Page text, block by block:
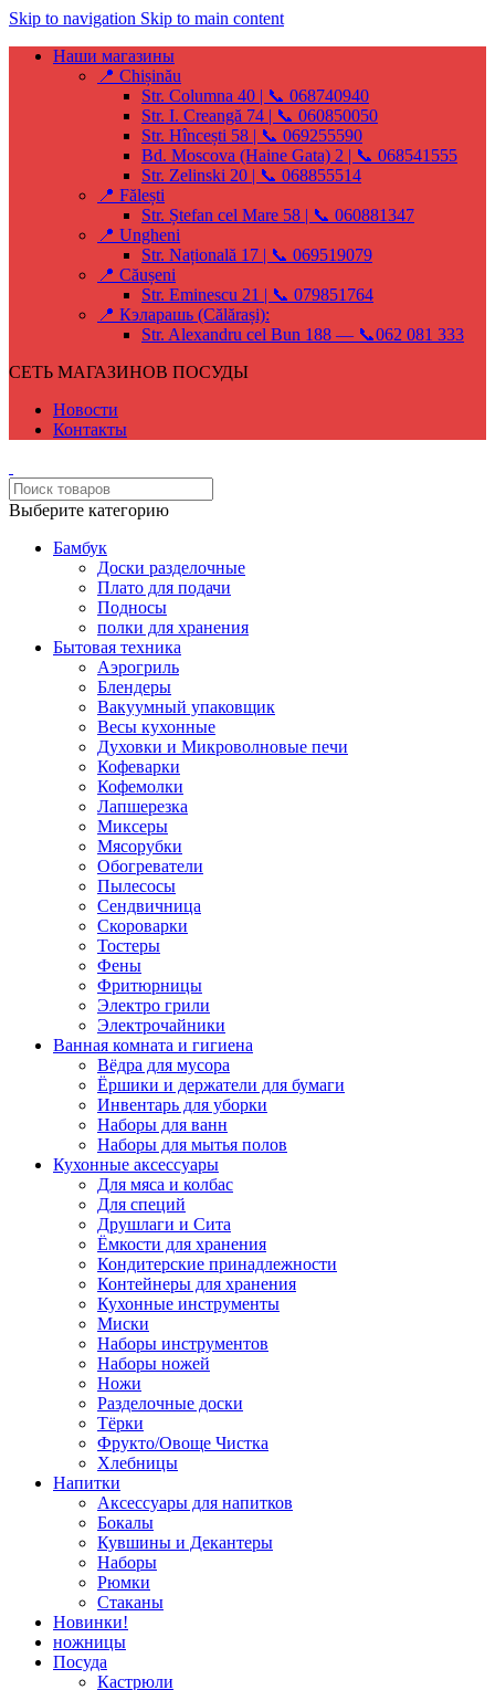
Skip to navigation Skip to main content
Наши магазины
📍 Chișinău
Str. Columna 40 | 📞 068740940
Str. I. Creangă 74 | 📞 060850050
Str. Hîncești 58 | 📞 069255590
Bd. Moscova (Haine Gata) 2 | 📞 068541555
Str. Zelinski 20 | 📞 068855514
📍 Fălești
Str. Ștefan cel Mare 58 | 📞 060881347
📍 Ungheni
Str. Națională 17 | 📞 069519079
📍 Căușeni
Str. Eminescu 21 | 📞 079851764
📍 Кэларашь (Călărași):
Str. Alexandru cel Bun 188 — 📞062 081 333
СЕТЬ МАГАЗИНОВ ПОСУДЫ
Новости
Контакты
Выберите категорию
Бамбук
Доски разделочные
Плато для подачи
Подносы
полки для хранения
Бытовая техника
Аэрогриль
Блендеры
Вакуумный упаковщик
Весы кухонные
Духовки и Микроволновые печи
Кофеварки
Кофемолки
Лапшерезка
Миксеры
Мясорубки
Обогреватели
Пылесосы
Сендвичница
Скороварки
Тостеры
Фены
Фритюрницы
Электро грили
Электрочайники
Ванная комната и гигиена
Вёдра для мусора
Ёршики и держатели для бумаги
Инвентарь для уборки
Наборы для ванн
Наборы для мытья полов
Кухонные аксессуары
Для мяса и колбас
Для специй
Друшлаги и Сита
Ёмкости для хранения
Кондитерские принадлежности
Контейнеры для хранения
Кухонные инструменты
Миски
Наборы инструментов
Наборы ножей
Ножи
Разделочные доски
Тёрки
Фрукто/Овоще Чистка
Хлебницы
Напитки
Аксессуары для напитков
Бокалы
Кувшины и Декантеры
Наборы
Рюмки
Стаканы
Новинки!
ножницы
Посуда
Кастрюли